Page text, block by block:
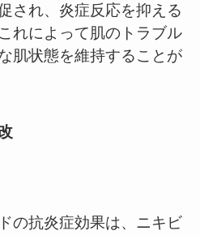
され、炎症反応を抑える
れによって肌のトラブル
肌状態を維持することが
の抗炎症効果は、ニキビ